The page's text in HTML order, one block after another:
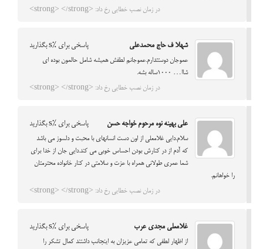
در زمان نصب خطایی رخ داد: <strong> </strong>
شهلا ف حاج محمدعلی پاسخی برای %s بگذارید
عموجان دوستتدارم.عموجانم لطفش همیشه شامل حالمون بوده ای
شاا… 1000ساله بشه.
در زمان نصب خطایی رخ داد: <strong> </strong>
علی بهینه نوه مرحوم خواجه حسن پاسخی برای %s بگذارید
سلام.دایی غلامعلی از اون دست انسانهای با محبت و دلسوز می باشد
که آدم از در کنارش بودن احساس خوبی می کند.دایی جان از خدا برای
شما عمری طولانی همراه با عزت و سلامتی در کنار خانواده محترمتان
را خواهانم.
در زمان نصب خطایی رخ داد: <strong> </strong>
غلامعلی مجدی عرب پاسخی برای %s بگذارید
از اظهار لطفی که تمامی عزیزان به اینجانب داشتند کمال تشکر را